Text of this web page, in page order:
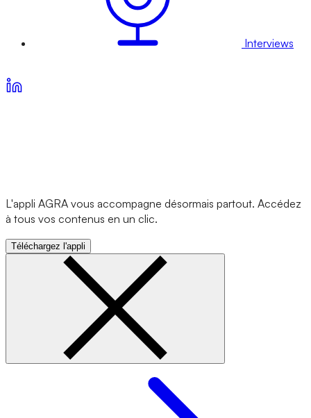
Interviews
L'appli AGRA vous accompagne désormais partout. Accédez
à tous vos contenus en un clic.
Téléchargez l'appli